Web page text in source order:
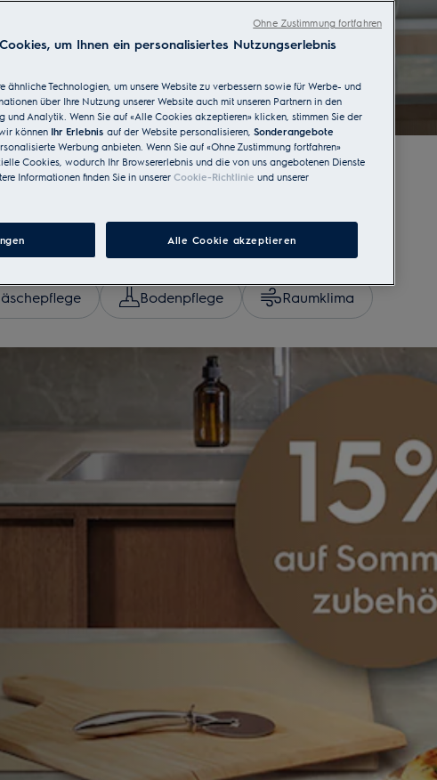
Bodenpflege Raumklima
um Ihnen ein personalisiertes Nutzungserlebnis
Technologien, um unsere Website zu verbessern sowie für Werbe- und
über Ihre Nutzung unserer Website auch mit unseren Partnern in den
und Analytik. Wenn Sie auf «Alle Cookies akzeptieren» klicken, stimmen Sie der
können Ihr Erlebnis auf der Website personalisieren, Sonderangebote
Werbung anbieten. Wenn Sie auf «Ohne Zustimmung fortfahren»
Cookies, wodurch Ihr Browsererlebnis und die von uns angebotenen Dienste
Informationen finden Sie in unserer Cookie-Richtlinie und unserer
Alle Cookie akzeptieren
Ohne Zustimmung fortfahren